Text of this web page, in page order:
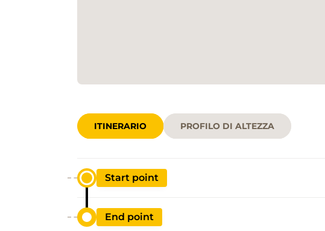
ITINERARIO PROFILO DI ALTEZZA
Start point
End point